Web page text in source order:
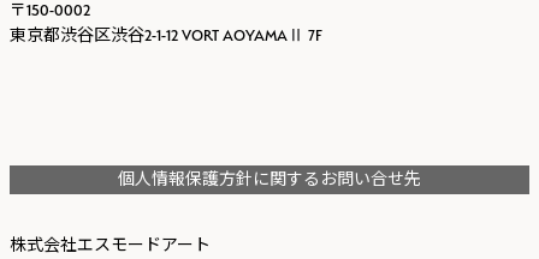
150-0002
東京都渋谷区渋谷2-1-12 VORT AOYAMAⅡ 7F
個人情報保護方針に関するお問い合せ先
株式会社エスモードアート